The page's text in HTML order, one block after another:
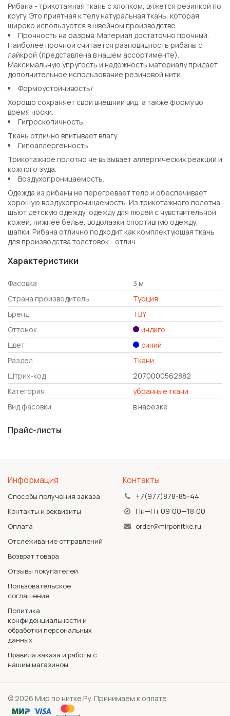
Рибана - трикотажная ткань с хлопком, вяжется резинкой по
кругу. Это приятная к телу натуральная ткань, которая
широко используется в швейном производстве.
Прочность на разрыв. Материал достаточно прочный.
Наиболее прочной считается разновидность рибаны с
лайкрой (представлена в нашем ассортименте).
Максимальную упругость и надежность материалу придает
дополнительное использование резиновой нити.
Формоустойчивость/
Хорошо сохраняет свой внешний вид, а также форму во
время носки.
Гигроскопичность.
Ткань отлично впитывает влагу.
Гипоаллергенность.
Трикотажное полотно не вызывает аллергических реакций и
кожного зуда.
Воздухопроницаемость.
Одежда из рибаны не перегревает тело и обеспечивает
хорошую воздухопроницаемость. Из трикотажного полотна
шьют детскую одежду, одежду для людей с чувствительной
кожей, нижнее белье, водолазки,спортивную одежду,
шапки. Рибана отлично подходит как комплектующая ткань
для производства толстовок - отлич
Характеристики
Фасовка
3 м
Страна производитель
Турция
Бренд
TBY
Оттенок
индиго
Цвет
синий
Раздел
Ткани
Штрих-код
2070000562882
Категория
убранные ткани
Вид фасовки
в нарезке
Прайс-листы
Информация
Способы получения заказа
Контакты и реквизиты
Оплата
Отслеживание отправлений
Возврат товара
Отзывы покупателей
Пользовательское
соглашение
Политика
конфиденциальности и
обработки персональных
данных
Правила заказа и работы с
нашим магазином
Контакты
+7(977)878-85-44
Пн—Пт 09:00—18:00
order@mirponitke.ru
© 2026 Мир по нитке.Ру. Принимаем к оплате